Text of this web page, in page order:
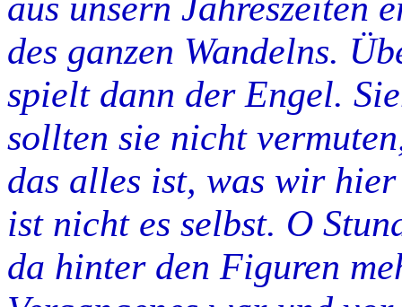
aus unsern Jahreszeiten
des ganzen Wandelns.
spielt dann der Engel.
sollten sie nicht
das alles ist, was wir
ist nicht es selbst. O
da hinter den Figuren